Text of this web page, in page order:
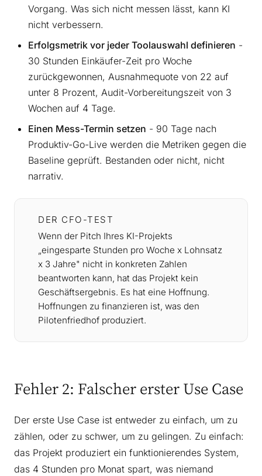
Vorgang. Was sich nicht messen lässt, kann KI
nicht verbessern.
Erfolgsmetrik vor jeder Toolauswahl definieren -
30 Stunden Einkäufer-Zeit pro Woche
zurückgewonnen, Ausnahmequote von 22 auf
unter 8 Prozent, Audit-Vorbereitungszeit von 3
Wochen auf 4 Tage.
Einen Mess-Termin setzen - 90 Tage nach
Produktiv-Go-Live werden die Metriken gegen die
Baseline geprüft. Bestanden oder nicht, nicht
narrativ.
DER CFO-TEST
Wenn der Pitch Ihres KI-Projekts
„eingesparte Stunden pro Woche x Lohnsatz
x 3 Jahre" nicht in konkreten Zahlen
beantworten kann, hat das Projekt kein
Geschäftsergebnis. Es hat eine Hoffnung.
Hoffnungen zu finanzieren ist, was den
Pilotenfriedhof produziert.
Fehler 2: Falscher erster Use Case
Der erste Use Case ist entweder zu einfach, um zu
zählen, oder zu schwer, um zu gelingen. Zu einfach:
das Projekt produziert ein funktionierendes System,
das 4 Stunden pro Monat spart, was niemand